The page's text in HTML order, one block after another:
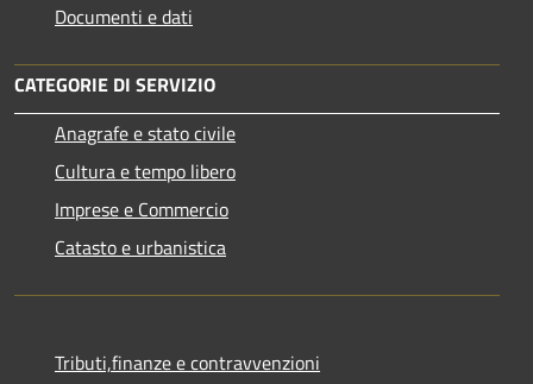
Documenti e dati
CATEGORIE DI SERVIZIO
Anagrafe e stato civile
Cultura e tempo libero
Imprese e Commercio
Catasto e urbanistica
Tributi,finanze e contravvenzioni